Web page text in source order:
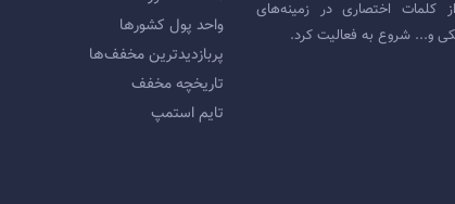
کلمات اختصاری در زمینه‌های
و... شروع به فعالیت کرد.
واحد پول کشورها
پربازديدترين مخفف‌ها
تاريخچه مخفف
تایم استمپ